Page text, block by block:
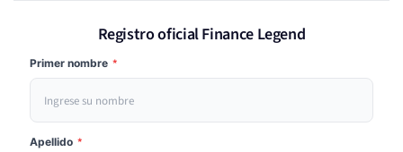
Registro oficial Finance Legend
Primer nombre *
Apellido *